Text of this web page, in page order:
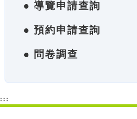
● 導覽申請查詢
● 預約申請查詢
● 問卷調查
:::